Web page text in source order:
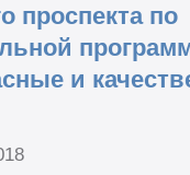
проспекта по
и